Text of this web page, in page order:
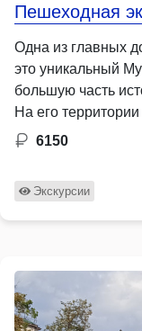
Пешеходная
Одна из главных
это уникальный
большую часть
На его
6150
Экскурсии